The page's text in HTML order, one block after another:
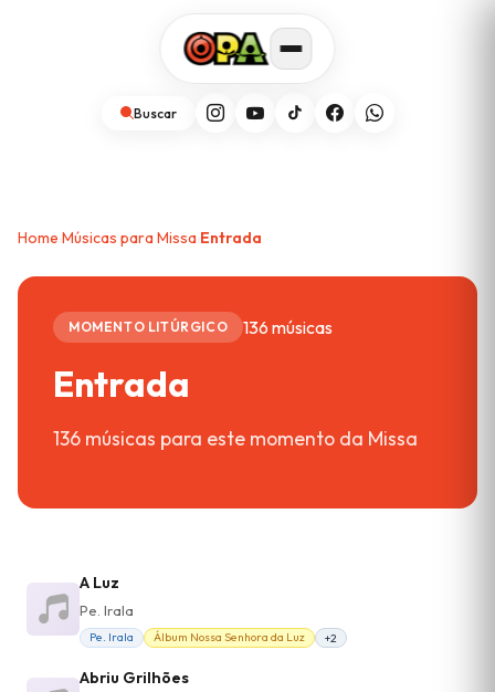
Buscar
Home Músicas para Missa Entrada
MOMENTO LITÚRGICO 136 músicas
Entrada
136 músicas para este momento da Missa
A Luz
Pe. Irala
Pe. Irala Álbum Nossa Senhora da Luz +2
Abriu Grilhões